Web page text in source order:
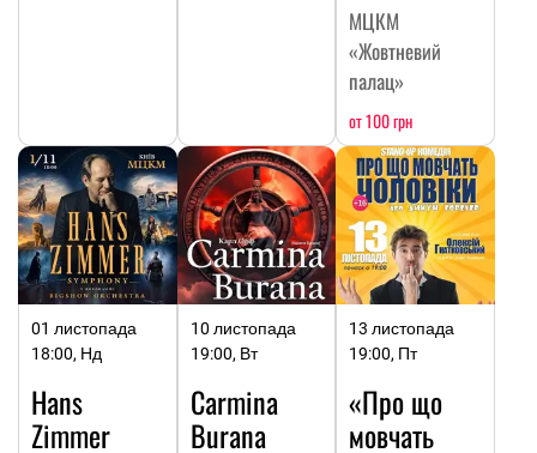
МЦКМ
«Жовтневий
палац»
от 100 грн
01 листопада
18:00, Нд
Hans
Zimmer
10 листопада
19:00, Вт
Carmina
Burana
13 листопада
19:00, Пт
«Про що
мовчать